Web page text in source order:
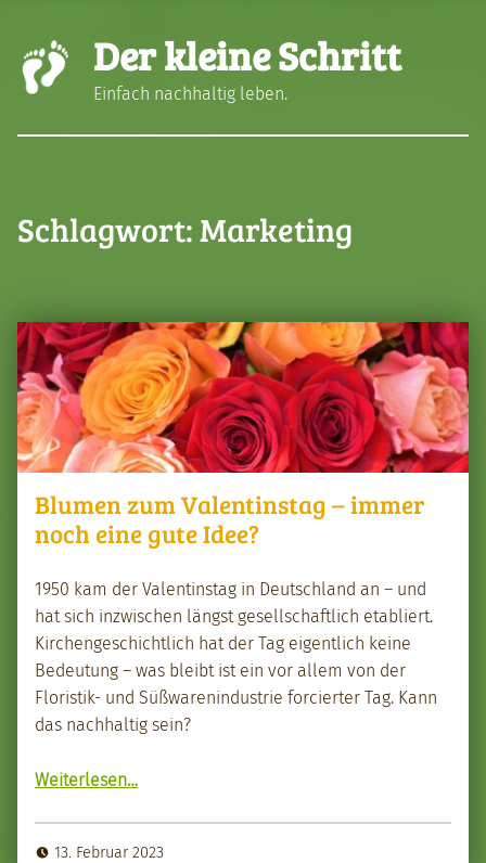
Der kleine Schritt
Einfach nachhaltig leben.
Schlagwort:Marketing
Blumen zum Valentinstag – immer
noch eine gute Idee?
1950 kam der Valentin­stag in Deutsch­land an – und
hat sich inzwis­chen längst gesellschaftlich etabliert.
Kirchengeschichtlich hat der Tag eigentlich keine
Bedeu­tung – was bleibt ist ein vor allem von der
Floris­tik- und Süßwarenin­dus­trie forciert­er Tag. Kann
das nach­haltig sein?
Weit­er­lesen“Blu­men zum Valentin­stag – immer noch eine gute Idee?”
…
13. Februar 2023